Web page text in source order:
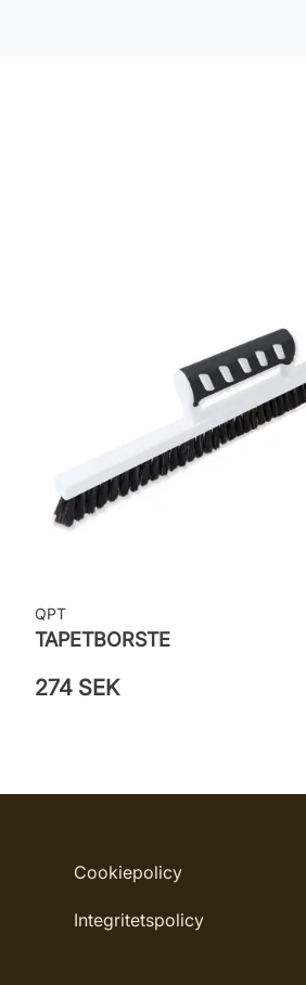
QPT
TAPETBORSTE
274 SEK
Cookiepolicy
Integritetspolicy